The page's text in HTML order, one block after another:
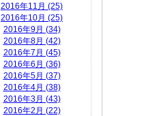
2016年11月 (25)
2016年10月 (25)
2016年9月 (34)
2016年8月 (42)
2016年7月 (45)
2016年6月 (36)
2016年5月 (37)
2016年4月 (38)
2016年3月 (43)
2016年2月 (22)